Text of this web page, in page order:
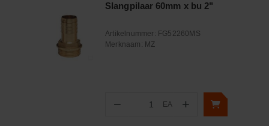
Slangpilaar 60mm x bu 2"
Artikelnummer: FG52260MS
Merknaam: MZ
− Aantal
EA +